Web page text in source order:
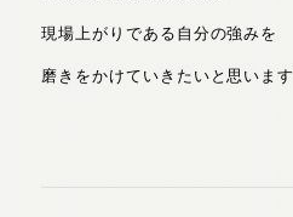
現場上がりである自分の強みを
磨きをかけていきたいと思います